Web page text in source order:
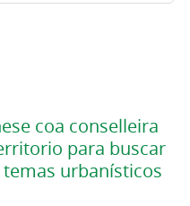
coa conselleira
para buscar
urbanísticos